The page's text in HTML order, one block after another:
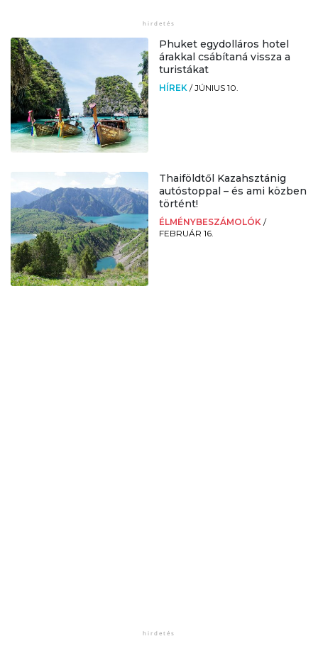
Phuket egydolláros hotel
árakkal csábítaná vissza a
turistákat
HÍREK /JÚNIUS 10.
Thaiföldtől Kazahsztánig
autóstoppal – és ami közben
történt!
ÉLMÉNYBESZÁMOLÓK /
FEBRUÁR 16.